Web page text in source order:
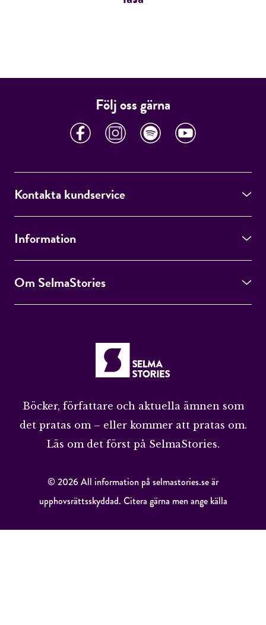
Följ oss gärna
Kontakta kundservice
Information
Om SelmaStories
Böcker, författare och aktuella ämnen som
det pratas om – eller kommer att pratas om.
Läs om det först på SelmaStories.
© 2026 All information på selmastories.se är
upphovsrättsskyddad. Citera gärna men ange källa